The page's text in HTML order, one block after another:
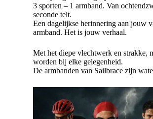
3 sporten – 1 armband. Van
seconde telt.
Een dagelijkse herinnering aan jouw
armband. Het is jouw verhaal.
Met het diepe vlechtwerk en strakke,
worden bij elke gelegenheid.
De armbanden van Sailbrace zijn